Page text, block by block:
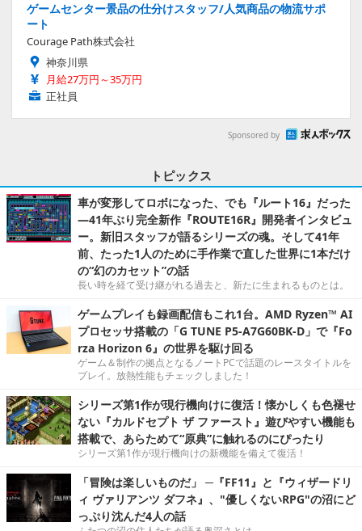
ゲームセンター景品の仕分けスタッフ/人気商品の物流サポ
ート
Courage Path株式会社
神奈川県
月給27万円～35万円
正社員
Sponsored by
トピックス
車が変形してロボになった、でも『ルート16』だった
―41年ぶり完全新作『ROUTE16R』開発者インタビュ
ー。新旧スタッフが語るシリーズの魂。そして41年
前、たった1人のために手作業で直した世界に1本だけ
の“幻のカセット”の話
長い時を経て受け継がれる過去と、新たに生まれるものとは。
ゲームプレイも録画配信もこれ1台。AMD Ryzen™ AI
プロセッサ搭載の「G TUNE P5-A7G60BK-D」で『Fo
rza Horizon 6』の世界を駆け回る
ゲーム＆制作の拠点となるノートPCで話題のレースタイトルを
プレイ。放熱性能もチェックしました！
シリーズ第1作が現行機向けに復活！懐かしくも色褪せ
ない『カルドセプト ザ ファースト』遊びやすい機能も
搭載で、あらためて“原典”に触れるのにぴったり
シリーズ第1作が現行機向けの新機能を備えて復活！
「冒険は楽しいものだ」 ─『FF11』と『ウィザードリ
ィ ヴァリアンツ ダフネ』、"優しくないRPG"の沼にど
っぷり沈んだ4人の話